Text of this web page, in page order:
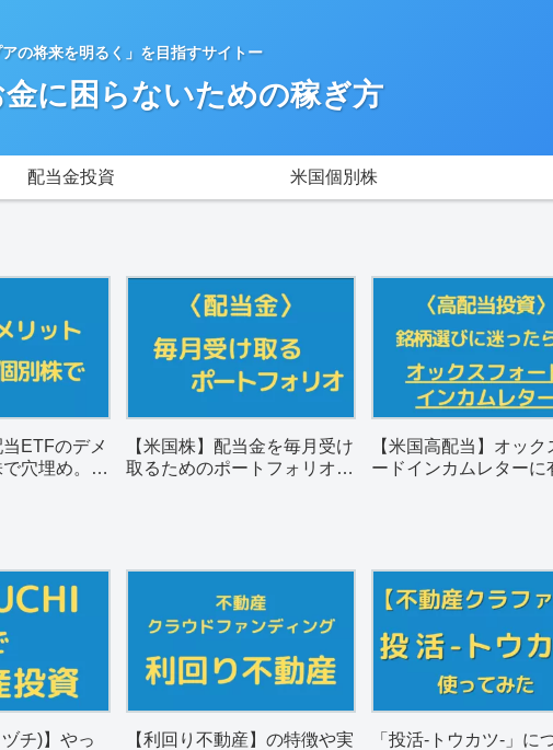
の将来を明るく」を目指すサイトー
に困らないための稼ぎ方
配当金投資 米国個別株
当ETFのデメ
穴埋め。銘
【米国株】配当金を毎月受け
取るためのポートフォリオ
【米国高配当】オック
ードインカムレターに
チ)】やっ
【利回り不動産】の特徴や実
「投活-トウカツ-」に